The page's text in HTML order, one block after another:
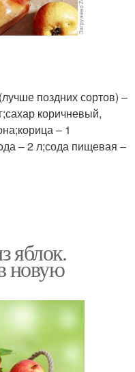
поздних сортов) –
коричневый,
– 1
– 2 л;сода пищевая –
яблок.
новую